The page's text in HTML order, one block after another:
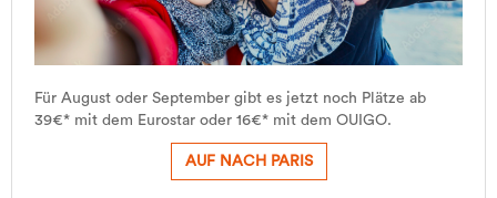
Für August oder September gibt es jetzt noch Plätze ab
39€* mit dem Eurostar oder 16€* mit dem OUIGO.
AUF NACH PARIS